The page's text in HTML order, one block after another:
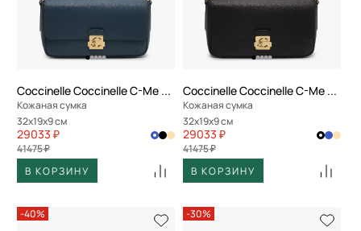
Coccinelle Coccinelle C-Me Lock
Кожаная сумка
32x19x9 см
29033 ₽
41475 ₽
В КОРЗИНУ
Coccinelle Coccinelle C-Me Lock
Кожаная сумка
32x19x9 см
29033 ₽
41475 ₽
В КОРЗИНУ
-40% -30%